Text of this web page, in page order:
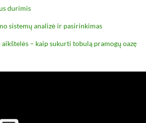
durimis
sistemų analizė ir pasirinkimas
– kaip sukurti tobulą pramogų oazę